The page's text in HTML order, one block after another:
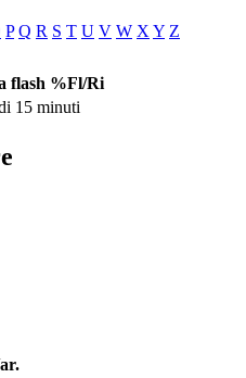
P Q R S T U V W X Y Z
flash %Fl/Ri
15 minuti